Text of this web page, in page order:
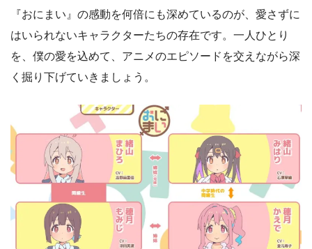
『おにまい』の感動を何倍にも深めているのが、愛さずに
はいられないキャラクターたちの存在です。一人ひとり
を、僕の愛を込めて、アニメのエピソードを交えながら深
く掘り下げていきましょう。